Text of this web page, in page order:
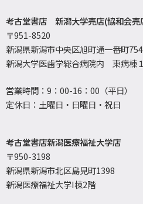
考古堂書店 新潟大学売店(協和会
〒951-8520
新潟県新潟市中央区旭町通一番町
新潟大学医歯学総合病院内 東病棟
営業時間：9：00-16：00（平日）
定休日：土曜日・日曜日・祝日
考古堂書店新潟医療福祉大学店
〒950-3198
新潟県新潟市北区島見町1398
新潟医療福祉大学I棟2階